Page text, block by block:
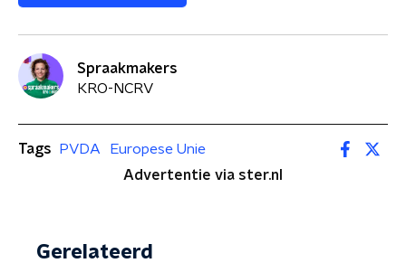
Spraakmakers
KRO-NCRV
Tags PVDA
Europese Unie
Advertentie via ster.nl
Gerelateerd